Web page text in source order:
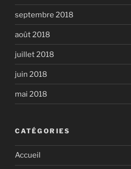
septembre 2018
août 2018
juillet 2018
juin 2018
mai 2018
CATÉGORIES
Accueil